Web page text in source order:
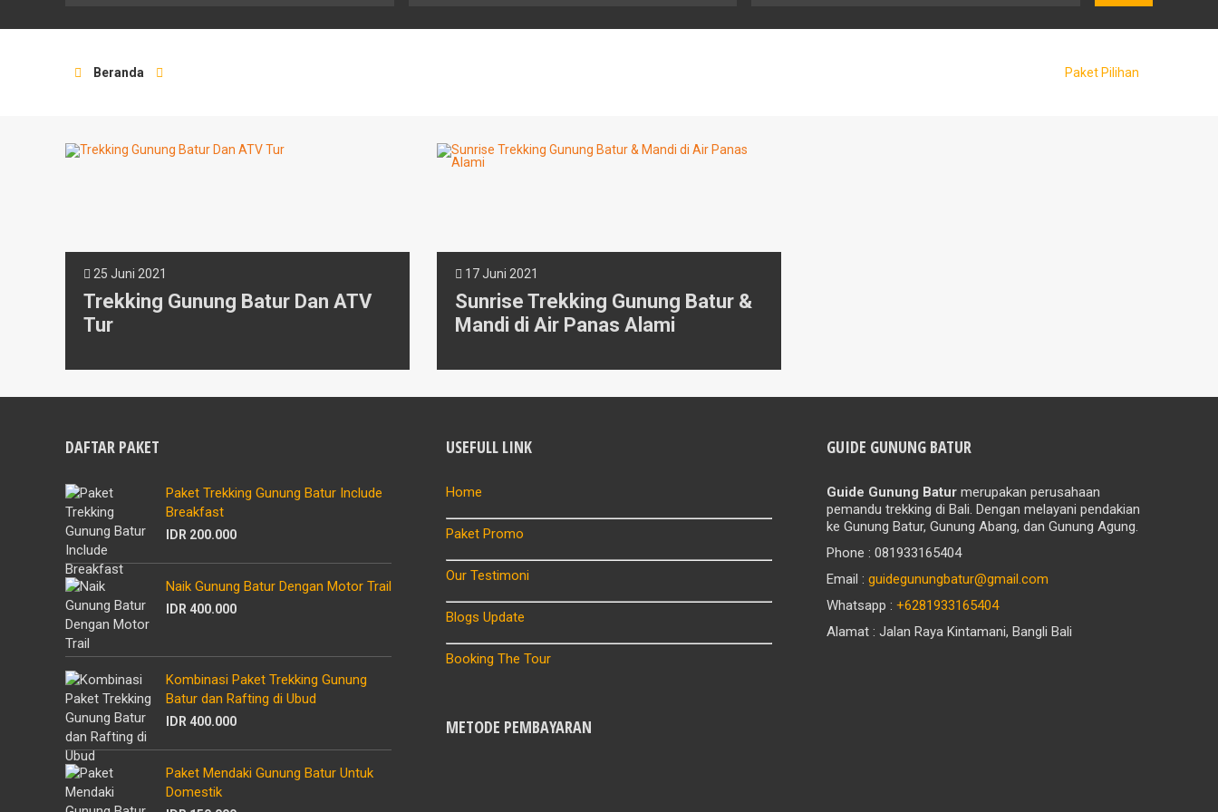
Beranda Paket Pilihan
25 Juni 2021
Trekking Gunung Batur Dan ATV
Tur
17 Juni 2021
Sunrise Trekking Gunung Batur &
Mandi di Air Panas Alami
DAFTAR PAKET
Paket Trekking Gunung Batur Include
Breakfast
IDR 200.000
Naik Gunung Batur Dengan Motor Trail
IDR 400.000
Kombinasi Paket Trekking Gunung
Batur dan Rafting di Ubud
IDR 400.000
Paket Mendaki Gunung Batur Untuk
Domestik
USEFULL LINK
Home
Paket Promo
Our Testimoni
Blogs Update
Booking The Tour
METODE PEMBAYARAN
GUIDE GUNUNG BATUR
Guide Gunung Baturmerupakan perusahaan
pemandu trekking di Bali. Dengan melayani pendakian
ke Gunung Batur, Gunung Abang, dan Gunung Agung.
Phone : 081933165404
Email : guidegunungbatur@gmail.com
Whatsapp : +6281933165404
Alamat : Jalan Raya Kintamani, Bangli Bali